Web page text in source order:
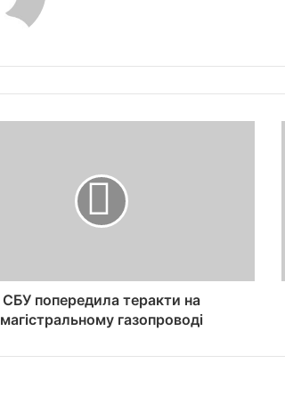
СБУ попередила теракти на
магістральному газопроводі